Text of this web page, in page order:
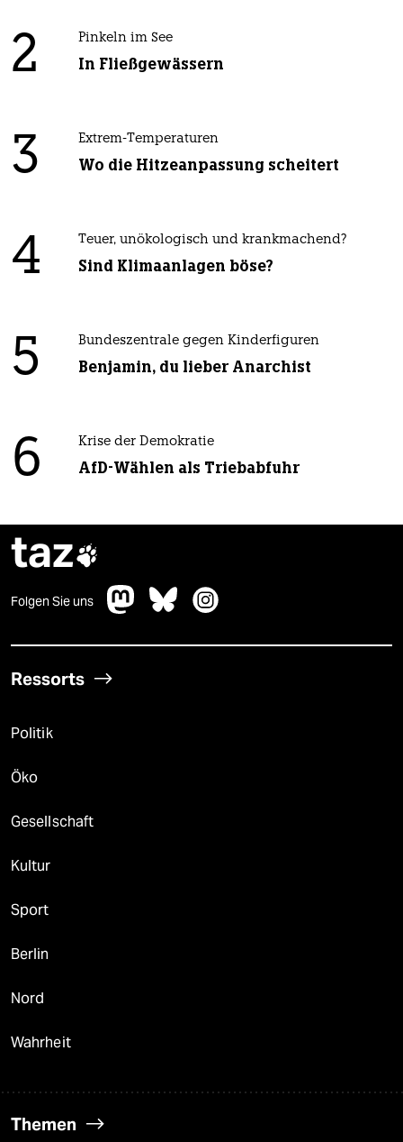
2 Pinkeln im See
In Fließgewässern
3 Extrem-Temperaturen
Wo die Hitzeanpassung scheitert
4 Teuer, unökologisch und krankmachend?
Sind Klimaanlagen böse?
5 Bundeszentrale gegen Kinderfiguren
Benjamin, du lieber Anarchist
6 Krise der Demokratie
AfD-Wählen als Triebabfuhr
taz
Folgen Sie uns
Ressorts
Politik
Öko
Gesellschaft
Kultur
Sport
Berlin
Nord
Wahrheit
Themen